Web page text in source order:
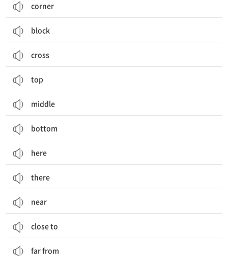
corner
block
cross
top
middle
bottom
here
there
near
close to
far from